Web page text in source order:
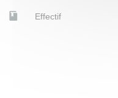
Effectif